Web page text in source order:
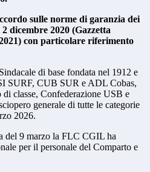
sulle norme di garanzia dei
dicembre 2020 (Gazzetta
con particolare riferimento
di base fondata nel 1912 e
SURF, CUB SUR e ADL Cobas,
classe, Confederazione USB e
generale di tutte le categorie
2026.
del 9 marzo la FLC CGIL ha
per il personale del Comparto e